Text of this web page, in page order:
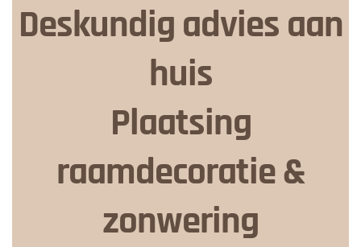
Deskundig advies aan
huis
Plaatsing
raamdecoratie &
zonwering